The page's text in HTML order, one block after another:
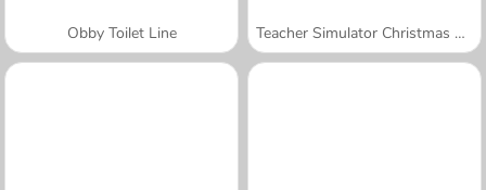
Obby Toilet Line Teacher Simulator Christmas Exam